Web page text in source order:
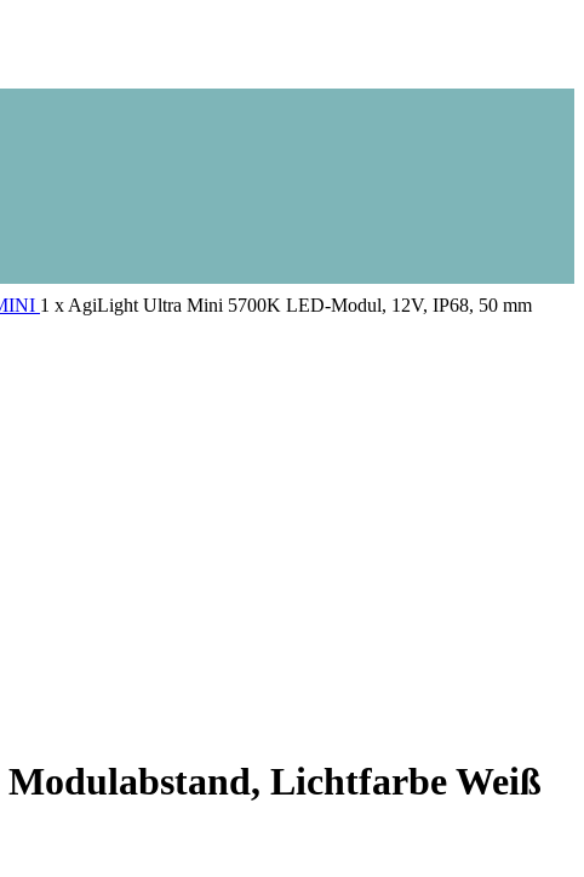
1 x AgiLight Ultra Mini 5700K LED-Modul, 12V, IP68, 50 mm
Lichtfarbe Weiß